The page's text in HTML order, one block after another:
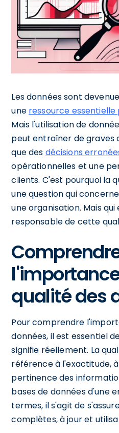
Les données sont
une ressource
Mais l'utilisation de
peut entraîner de graves
que des décisions
opérationnelles et une
clients. C'est pourquoi la
une question qui
une organisation. Mais
responsable de cette
qualité des
Pour comprendre
données, il est essentiel
signifie réellement. La
référence à l'exactitude,
pertinence des
bases de données d'une
termes, il s'agit de
complètes, à jour et